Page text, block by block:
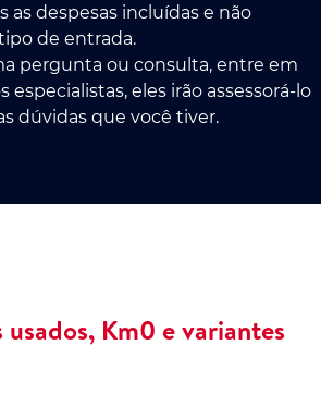
as despesas incluídas e não
de entrada.
pergunta ou consulta, entre em
especialistas, eles irão assessorá-lo
dúvidas que você tiver.
Km0 e variantes